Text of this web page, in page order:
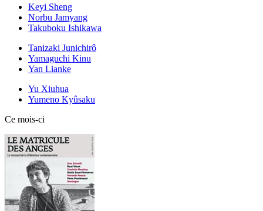
Keyi Sheng
Norbu Jamyang
Takuboku Ishikawa
Tanizaki Junichirô
Yamaguchi Kinu
Yan Lianke
Yu Xiuhua
Yumeno Kyûsaku
Ce mois-ci